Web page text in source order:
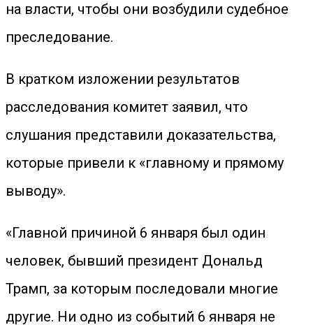
на власти, чтобы они возбудили судебное
преследование.
В кратком изложении результатов
расследования комитет заявил, что
слушания представили доказательства,
которые привели к «главному и прямому
выводу».
«Главной причиной 6 января был один
человек, бывший президент Дональд
Трамп, за которым последовали многие
другие. Ни одно из событий 6 января не